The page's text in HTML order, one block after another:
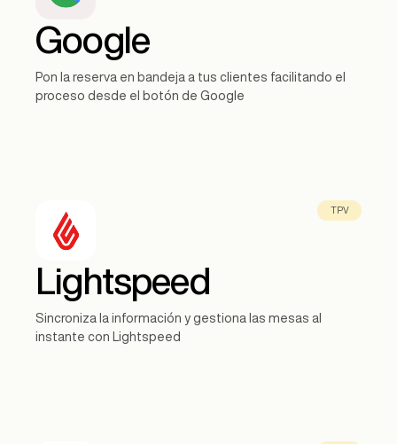
Google
Pon la reserva en bandeja a tus clientes facilitando el
proceso desde el botón de Google
TPV
Lightspeed
Sincroniza la información y gestiona las mesas al
instante con Lightspeed